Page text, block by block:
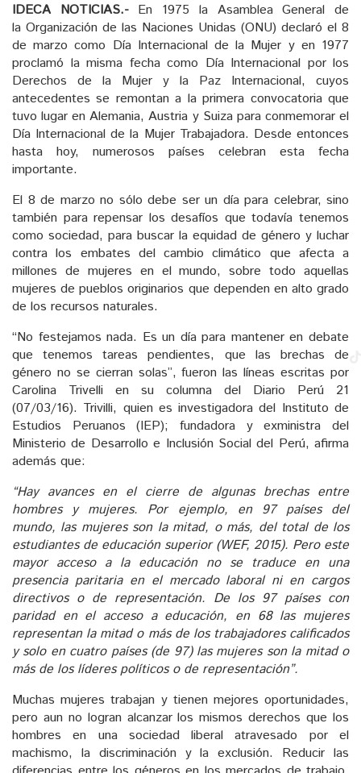
IDECA NOTICIAS.-En 1975 la Asamblea General de
la Organización de las Naciones Unidas (ONU) declaró el 8
de marzo como Día Internacional de la Mujer y en 1977
proclamó la misma fecha como Día Internacional por los
Derechos de la Mujer y la Paz Internacional, cuyos
antecedentes se remontan a la primera convocatoria que
tuvo lugar en Alemania, Austria y Suiza para conmemorar el
Día Internacional de la Mujer Trabajadora. Desde entonces
hasta hoy, numerosos países celebran esta fecha
importante.
El 8 de marzo no sólo debe ser un día para celebrar, sino
también para repensar los desafíos que todavía tenemos
como sociedad, para buscar la equidad de género y luchar
contra los embates del cambio climático que afecta a
millones de mujeres en el mundo, sobre todo aquellas
mujeres de pueblos originarios que dependen en alto grado
de los recursos naturales.
“No festejamos nada. Es un día para mantener en debate
que tenemos tareas pendientes, que las brechas de
género no se cierran solas”, fueron las líneas escritas por
Carolina Trivelli en su columna del Diario Perú 21
(07/03/16). Trivilli, quien es investigadora del Instituto de
Estudios Peruanos (IEP); fundadora y exministra del
Ministerio de Desarrollo e Inclusión Social del Perú, afirma
además que:
“Hay avances en el cierre de algunas brechas entre
hombres y mujeres. Por ejemplo, en 97 países del
mundo, las mujeres son la mitad, o más, del total de los
estudiantes de educación superior (WEF, 2015). Pero este
mayor acceso a la educación no se traduce en una
presencia paritaria en el mercado laboral ni en cargos
directivos o de representación. De los 97 países con
paridad en el acceso a educación, en 68 las mujeres
representan la mitad o más de los trabajadores calificados
y solo en cuatro países (de 97) las mujeres son la mitad o
más de los líderes políticos o de representación”.
Muchas mujeres trabajan y tienen mejores oportunidades,
pero aun no logran alcanzar los mismos derechos que los
hombres en una sociedad liberal atravesado por el
machismo, la discriminación y la exclusión. Reducir las